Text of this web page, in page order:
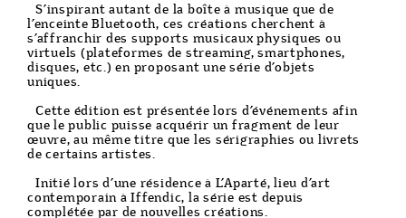
S’inspirant autant de la boîte à musique que de
l’enceinte Bluetooth, ces créations cherchent à
s’affranchir des supports musicaux physiques ou
virtuels (plateformes de streaming, smartphones,
disques, etc.) en proposant une série d’objets
uniques.
Cette édition est présentée lors d’événements afin
que le public puisse acquérir un fragment de leur
œuvre, au même titre que les sérigraphies ou livrets
de certains artistes.
Initié lors d’une résidence à L’Aparté, lieu d’art
contemporain à Iffendic, la série est depuis
complétée par de nouvelles créations.